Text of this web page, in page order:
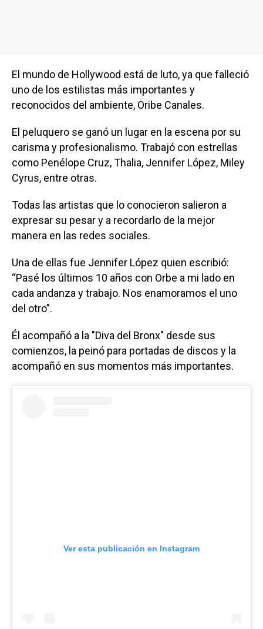
El mundo de Hollywood está de luto, ya que falleció
uno de los estilistas más importantes y
reconocidos del ambiente, Oribe Canales.
El peluquero se ganó un lugar en la escena por su
carisma y profesionalismo. Trabajó con estrellas
como Penélope Cruz, Thalia, Jennifer López, Miley
Cyrus, entre otras.
Todas las artistas que lo conocieron salieron a
expresar su pesar y a recordarlo de la mejor
manera en las redes sociales.
Una de ellas fue Jennifer López quien escribió:
“Pasé los últimos 10 años con Orbe a mi lado en
cada andanza y trabajo. Nos enamoramos el uno
del otro”.
Él acompañó a la "Diva del Bronx" desde sus
comienzos, la peinó para portadas de discos y la
acompañó en sus momentos más importantes.
Ver esta publicación en Instagram